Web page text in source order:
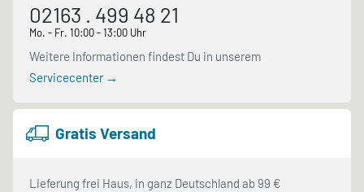
02163 . 499 48 21
Mo. - Fr. 10:00 - 13:00 Uhr
Weitere Informationen findest Du in unserem
Servicecenter →
Gratis Versand
Lieferung frei Haus, in ganz Deutschland ab 99 €